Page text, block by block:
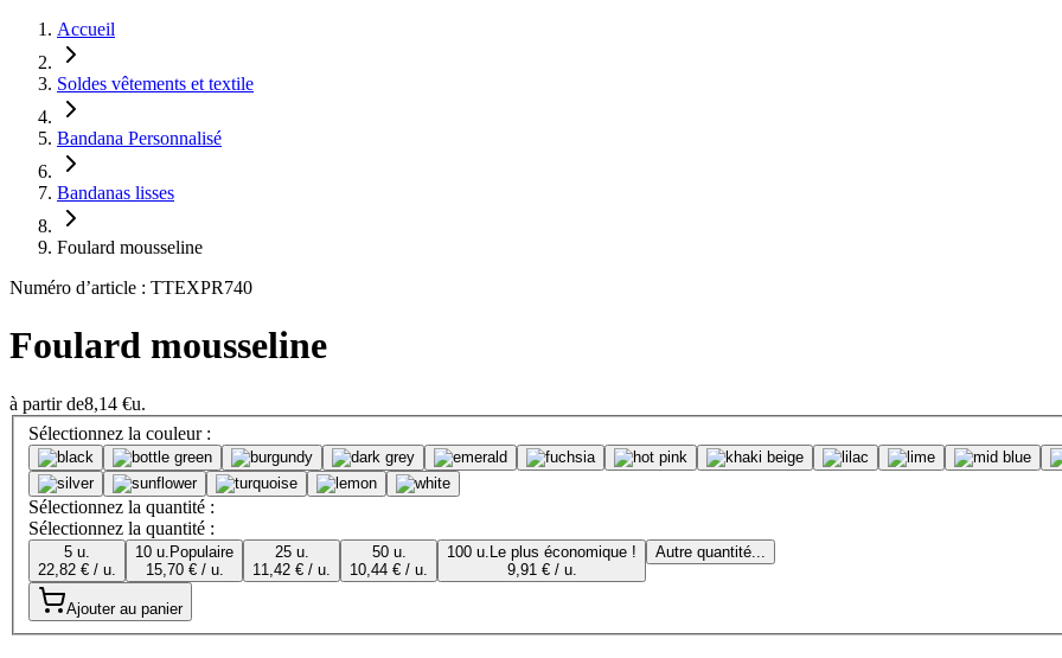
Accueil
Soldes vêtements et textile
Bandana Personnalisé
Bandanas lisses
Foulard mousseline
Numéro d’article : TTEXPR740
Foulard mousseline
à partir de8,14 €u.
Sélectionnez la couleur :
Sélectionnez la quantité :
Sélectionnez la quantité :
5 u.
22,82 € / u.
10 u. Populaire
15,70 € / u.
25 u.
11,42 € / u.
50 u.
10,44 € / u.
100 u. Le plus économique !
9,91 € / u.
Autre quantité...
Ajouter au panier